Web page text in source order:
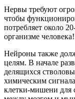
Нервы требуют
чтобы
потребляет около
организме человека!
Нейроны также
целям. В начале
делящихся
химическим
клетки-мишени для